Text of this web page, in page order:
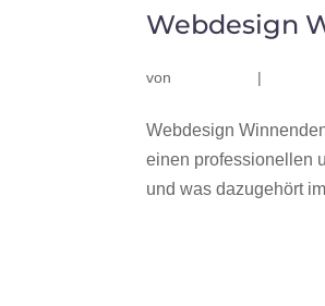
Webdesign
von |
Webdesign
einen professionellen
und was dazugehört